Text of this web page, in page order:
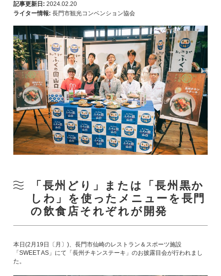
記事更新日: 2024.02.20
ライター情報: 長門市観光コンベンション協会
「長州どり」または「長州黒か
しわ」を使ったメニューを長門
の飲食店それぞれが開発
本日(2月19日〔月〕)、長門市仙崎のレストラン＆スポーツ施設
「SWEET AS」にて「長州チキンステーキ」のお披露目会が行われまし
た。